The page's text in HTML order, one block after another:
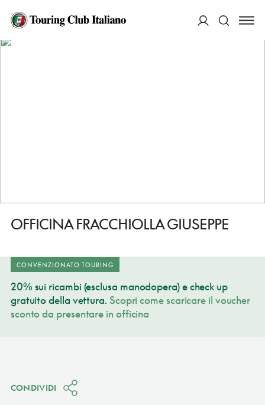
HOME
OFFICINA FRACCHIOLLA GIUSEPPE
OFFICINA FRACCHIOLLA GIUSEPPE
CONVENZIONATO TOURING
20% sui ricambi (esclusa manodopera) e check up
gratuito della vettura. Scopri come scaricare il voucher
sconto da presentare in officina
CONDIVIDI